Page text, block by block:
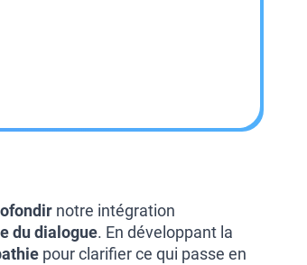
notre intégration
du dialogue. En développant la
pour clarifier ce qui passe en